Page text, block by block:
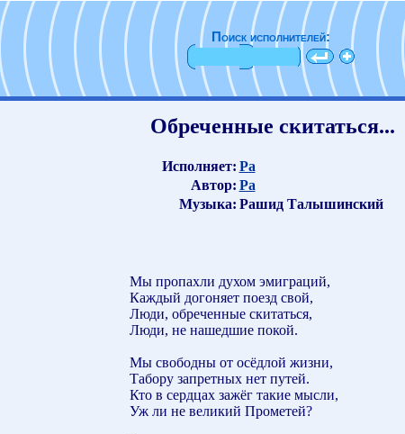
Поиск исполнителей:
Обреченные скитаться...
Исполняет: Ра
Автор: Ра
Музыка: Рашид Талышинский
Мы пропахли духом эмиграций,
Каждый догоняет поезд свой,
Люди, обреченные скитаться,
Люди, не нашедшие покой.
Мы свободны от осёдлой жизни,
Табору запретных нет путей.
Кто в сердцах зажёг такие мысли,
Уж ли не великий Прометей?